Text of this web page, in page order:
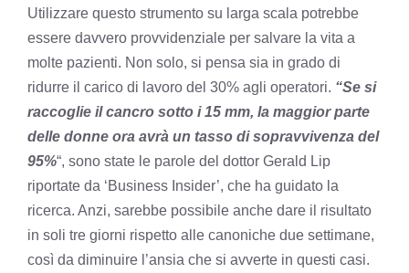
Utilizzare questo strumento su larga scala potrebbe
essere davvero provvidenziale per salvare la vita a
molte pazienti. Non solo, si pensa sia in grado di
ridurre il carico di lavoro del 30% agli operatori. “Se si
raccoglie il cancro sotto i 15 mm, la maggior parte
delle donne ora avrà un tasso di sopravvivenza del
95%“, sono state le parole del dottor Gerald Lip
riportate da ‘Business Insider’, che ha guidato la
ricerca. Anzi, sarebbe possibile anche dare il risultato
in soli tre giorni rispetto alle canoniche due settimane,
così da diminuire l’ansia che si avverte in questi casi.